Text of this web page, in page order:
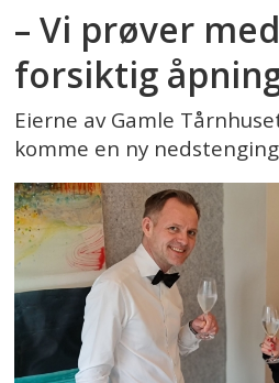
– Vi prøver
forsiktig
Eierne av Gamle
komme en ny